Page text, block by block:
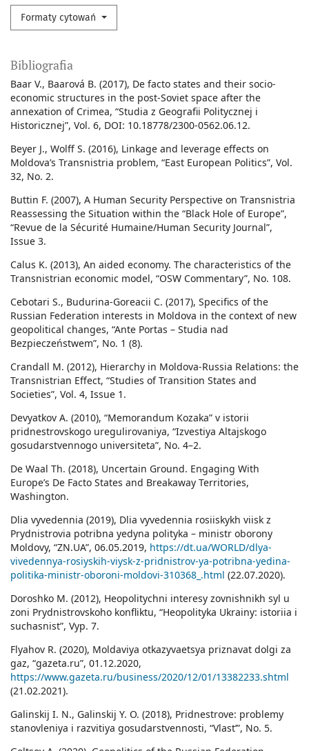
Formaty cytowań
Bibliografia
Baar V., Baarová B. (2017), De facto states and their socio-
economic structures in the post-Soviet space after the
annexation of Crimea, “Studia z Geografii Politycznej i
Historicznej”, Vol. 6, DOI: 10.18778/2300-0562.06.12.
Beyer J., Wolff S. (2016), Linkage and leverage effects on
Moldova’s Transnistria problem, “East European Politics”, Vol.
32, No. 2.
Buttin F. (2007), A Human Security Perspective on Transnistria
Reassessing the Situation within the “Black Hole of Europe”,
“Revue de la Sécurité Humaine/Human Security Journal”,
Issue 3.
Calus K. (2013), An aided economy. The characteristics of the
Transnistrian economic model, “OSW Commentary”, No. 108.
Cebotari S., Budurina-Goreacii C. (2017), Specifics of the
Russian Federation interests in Moldova in the context of new
geopolitical changes, “Ante Portas – Studia nad
Bezpieczeństwem”, No. 1 (8).
Crandall M. (2012), Hierarchy in Moldova-Russia Relations: the
Transnistrian Effect, “Studies of Transition States and
Societies”, Vol. 4, Issue 1.
Devyatkov A. (2010), “Memorandum Kozaka” v istorii
pridnestrovskogo uregulirovaniya, “Izvestiya Altajskogo
gosudarstvennogo universiteta”, No. 4–2.
De Waal Th. (2018), Uncertain Ground. Engaging With
Europe’s De Facto States and Breakaway Territories,
Washington.
Dlia vyvedennia (2019), Dlia vyvedennia rosiiskykh viisk z
Prydnistrovia potribna yedyna polityka – ministr oborony
Moldovy, “ZN.UA”, 06.05.2019, https://dt.ua/WORLD/dlya-
vivedennya-rosiyskih-viysk-z-pridnistrov-ya-potribna-yedina-
politika-ministr-oboroni-moldovi-310368_.html (22.07.2020).
Doroshko M. (2012), Heopolitychni interesy zovnishnikh syl u
zoni Prydnistrovskoho konfliktu, “Heopolityka Ukrainy: istoriia i
suchasnist”, Vyp. 7.
Flyahov R. (2020), Moldaviya otkazyvaetsya priznavat dolgi za
gaz, “gazeta.ru”, 01.12.2020,
https://www.gazeta.ru/business/2020/12/01/13382233.shtml
(21.02.2021).
Galinskij I. N., Galinskij Y. O. (2018), Pridnestrove: problemy
stanovleniya i razvitiya gosudarstvennosti, “Vlast’”, No. 5.